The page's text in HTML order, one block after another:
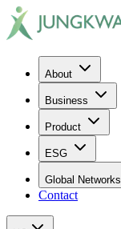
About
Business
Product
ESG
Global Networks
Contact